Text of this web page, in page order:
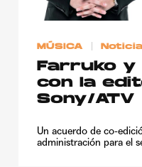
MÚSICA
Farruko y
con la
Sony/ATV
Un acuerdo de co-
administración para el